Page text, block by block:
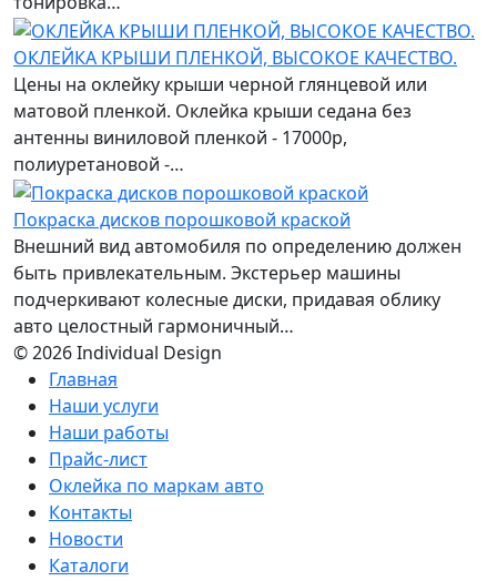
ОКЛЕЙКА КРЫШИ ПЛЕНКОЙ, ВЫСОКОЕ КАЧЕСТВО.
Цены на оклейку крыши черной глянцевой или
матовой пленкой. Оклейка крыши седана без
антенны виниловой пленкой - 17000р,
полиуретановой -…
Покраска дисков порошковой краской
Внешний вид автомобиля по определению должен
быть привлекательным. Экстерьер машины
подчеркивают колесные диски, придавая облику
авто целостный гармоничный…
© 2026 Individual Design
Главная
Наши услуги
Наши работы
Прайс-лист
Оклейка по маркам авто
Контакты
Новости
Каталоги